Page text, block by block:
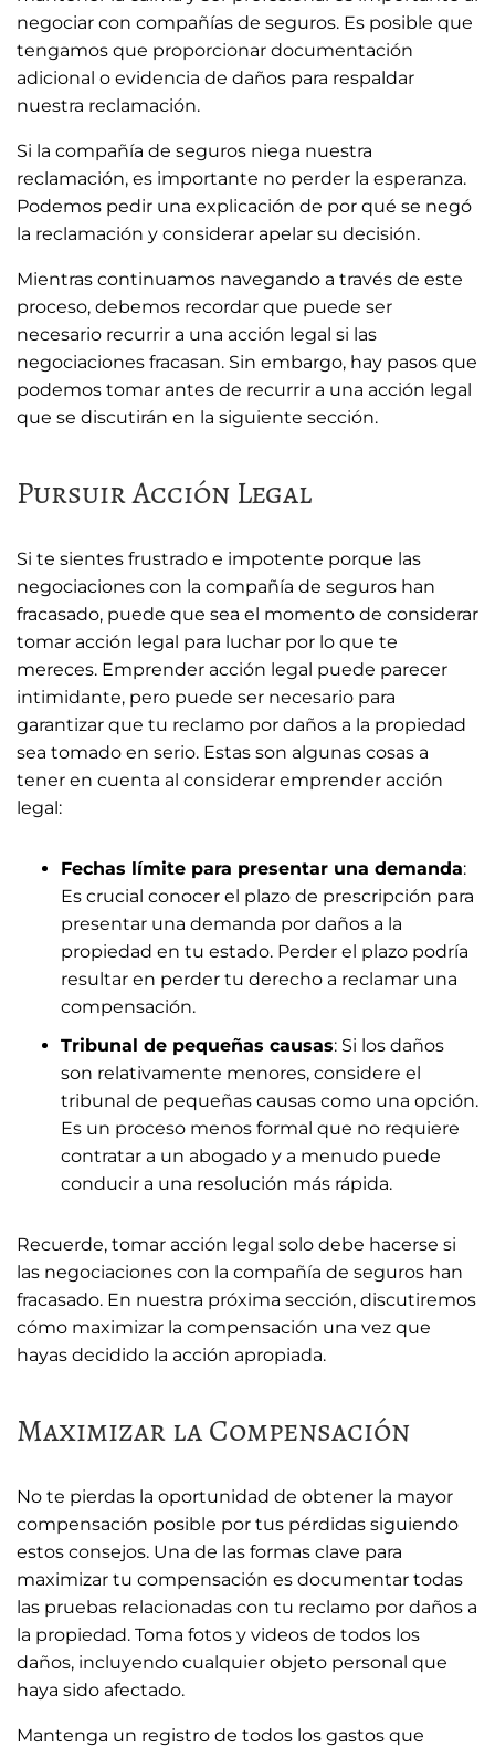
negociar con compañías de seguros. Es posible que
tengamos que proporcionar documentación
adicional o evidencia de daños para respaldar
nuestra reclamación.
Si la compañía de seguros niega nuestra
reclamación, es importante no perder la esperanza.
Podemos pedir una explicación de por qué se negó
la reclamación y considerar apelar su decisión.
Mientras continuamos navegando a través de este
proceso, debemos recordar que puede ser
necesario recurrir a una acción legal si las
negociaciones fracasan. Sin embargo, hay pasos que
podemos tomar antes de recurrir a una acción legal
que se discutirán en la siguiente sección.
Pursuir Acción Legal
Si te sientes frustrado e impotente porque las
negociaciones con la compañía de seguros han
fracasado, puede que sea el momento de considerar
tomar acción legal para luchar por lo que te
mereces. Emprender acción legal puede parecer
intimidante, pero puede ser necesario para
garantizar que tu reclamo por daños a la propiedad
sea tomado en serio. Estas son algunas cosas a
tener en cuenta al considerar emprender acción
legal:
Fechas límite para presentar una demanda:
Es crucial conocer el plazo de prescripción para
presentar una demanda por daños a la
propiedad en tu estado. Perder el plazo podría
resultar en perder tu derecho a reclamar una
compensación.
Tribunal de pequeñas causas: Si los daños
son relativamente menores, considere el
tribunal de pequeñas causas como una opción.
Es un proceso menos formal que no requiere
contratar a un abogado y a menudo puede
conducir a una resolución más rápida.
Recuerde, tomar acción legal solo debe hacerse si
las negociaciones con la compañía de seguros han
fracasado. En nuestra próxima sección, discutiremos
cómo maximizar la compensación una vez que
hayas decidido la acción apropiada.
Maximizar la Compensación
No te pierdas la oportunidad de obtener la mayor
compensación posible por tus pérdidas siguiendo
estos consejos. Una de las formas clave para
maximizar tu compensación es documentar todas
las pruebas relacionadas con tu reclamo por daños a
la propiedad. Toma fotos y videos de todos los
daños, incluyendo cualquier objeto personal que
haya sido afectado.
Mantenga un registro de todos los gastos que